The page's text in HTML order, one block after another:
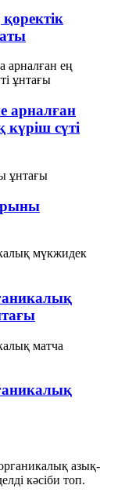
арналған
сүті
азық-
кәсіби топ.